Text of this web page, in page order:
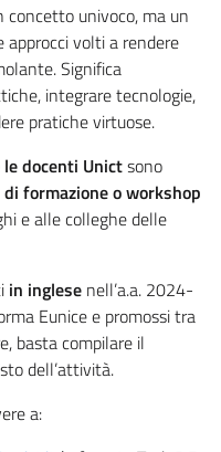
concetto univoco, ma un
volti a rendere
Significa
integrare tecnologie,
pratiche virtuose.
docenti Unictsono
formazione o workshop
e alle colleghe delle
in inglese nell’a.a. 2024-
Eunice e promossi tra
basta compilare il
dell’attività.
a: